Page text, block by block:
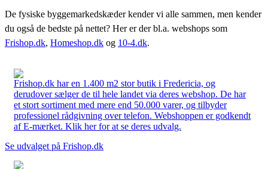
De fysiske byggemarkedskæder kender vi alle sammen, men kender
du også de bedste på nettet? Her er der bl.a. webshops som
Frishop.dk, Homeshop.dk og 10-4.dk.
Frishop.dk har en 1.400 m2 stor butik i Fredericia, og
derudover sælger de til hele landet via deres webshop. De har
et stort sortiment med mere end 50.000 varer, og tilbyder
professionel rådgivning over telefon. Webshoppen er godkendt
af E-mærket. Klik her for at se deres udvalg.
Se udvalget på Frishop.dk